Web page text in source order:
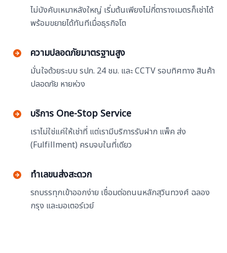
ไม่บังคับเหมาหลังใหญ่ เริ่มต้นเพียงไม่กี่ตารางเมตรก็เช่าได้
พร้อมขยายได้ทันทีเมื่อธุรกิจโต
ความปลอดภัยมาตรฐานสูง
มั่นใจด้วยระบบ รปภ. 24 ชม. และ CCTV รอบทิศทาง สินค้า
ปลอดภัย หายห่วง
บริการ One-Stop Service
เราไม่ใช่แค่ให้เช่าที่ แต่เรามีบริการรับฝาก แพ็ค ส่ง
(Fulfillment) ครบจบในที่เดียว
ทำเลขนส่งสะดวก
รถบรรทุกเข้าออกง่าย เชื่อมต่อถนนหลักสุวินทวงศ์ ฉลอง
กรุง และมอเตอร์เวย์